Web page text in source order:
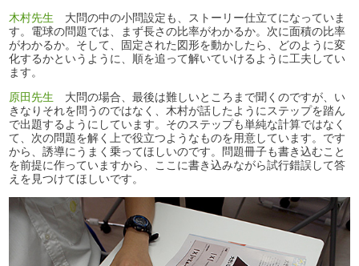
木村先生 大問の中の小問設定も、ストーリー仕立てになっていま
す。電球の問題では、まず長さの比率がわかるか。次に面積の比率
がわかるか。そして、固定された図形を動かしたら、どのように変
化するかというように、順を追って解いていけるように工夫してい
ます。
原田先生 大問の場合、最後は難しいところまで聞くのですが、い
きなりそれを問うのではなく、木村が話したようにステップを踏ん
で出題するようにしています。そのステップも単純な計算ではなく
て、次の問題を解く上で役立つようなものを用意しています。です
から、誘導にうまく乗ってほしいのです。問題冊子も書き込むこと
を前提に作っていますから、ここに書き込みながら試行錯誤して答
えを見つけてほしいです。